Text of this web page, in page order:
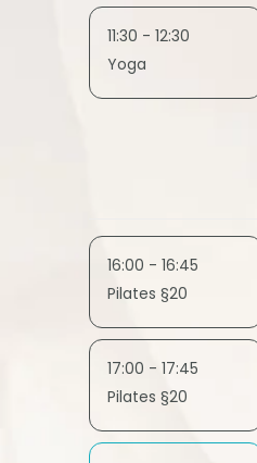
11:30 - 12:30
Yoga
16:00 - 16:45
Pilates §20
17:00 - 17:45
Pilates §20